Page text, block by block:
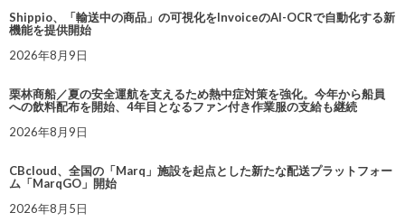
Shippio、「輸送中の商品」の可視化をInvoiceのAI-OCRで自動化する新
機能を提供開始
2026年8月9日
栗林商船／夏の安全運航を支えるため熱中症対策を強化。今年から船員
への飲料配布を開始、4年目となるファン付き作業服の支給も継続
2026年8月9日
CBcloud、全国の「Marq」施設を起点とした新たな配送プラットフォー
ム「MarqGO」開始
2026年8月5日